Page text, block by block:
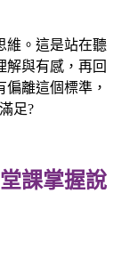
維。這是站在聽
解與有感，再回
離這個標準，
足?